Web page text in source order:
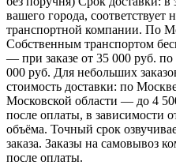
вашего города, соответствует
транспортной компании. По
Собственным транспортом
— при заказе от 35 000 руб.
000 руб. Для небольших
стоимость доставки: по
Московской области — до 4
после оплаты, в зависимости
объёма. Точный срок
заказа. Заказы на самовывоз
после оплаты.